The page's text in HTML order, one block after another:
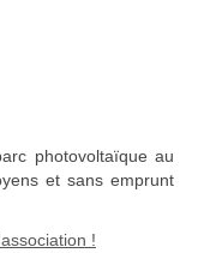
photovoltaïque au
et sans emprunt
!